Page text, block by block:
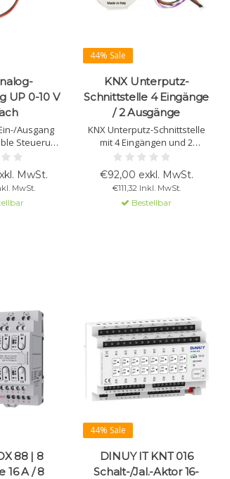
UP 0-10 V
Ausgang
Steuerung
von Geräten
wie z. B.
und
Kanal kann
Eingang oder
MwSt.
MwSt.
44% Sale
KNX Unterputz-
Schnittstelle 4 Eingänge
/ 2 Ausgänge
KNX Unterputz-Schnittstelle
mit 4 Eingängen und 2
bistabilen Relaisausgängen
für Schalten, Jalousien,
Szenen und Logikfunktionen.
Unterstützt NTC-
Temperaturfühler,
€92,00 exkl. MwSt.
€111,32 Inkl. MwSt.
Bestellbar
88 | 8
16 A / 8
44% Sale
DINUY IT KNT 016
Schalt-/Jal.-Aktor 16-